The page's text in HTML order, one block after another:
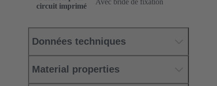
circuit imprimé
Avec bride de fixation
Données techniques
Material properties